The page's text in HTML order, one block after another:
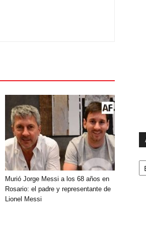
Murió Jorge Messi a los 68 años en
Rosario: el padre y representante de
Lionel Messi